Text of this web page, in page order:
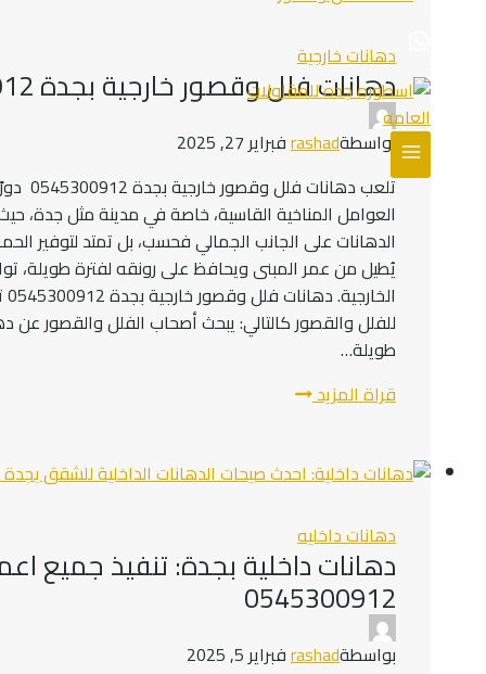
دهانات خارجية
دهانات فلل وقصور خارجية بجدة 0545300912
بواسطةrashadفبراير 27, 2025
العوامل المناخية القاسية، خاصة في مدينة مثل جدة،
الدهانات على الجانب الجمالي فحسب، بل تمتد لتوفير
يُطيل من عمر المبنى ويحافظ على رونقه لفترة
للفلل والقصور كالتالي: يبحث أصحاب الفلل والقصور
طويلة…
قراة المزيددهانات
خارجية
0545300912دهانات داخليه
دهانات داخلية بجدة: تنفيذ جميع
0545300912
بواسطةrashadفبراير 5, 2025